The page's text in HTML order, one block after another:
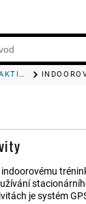
AKTIVITY A APLIKACE
je systém